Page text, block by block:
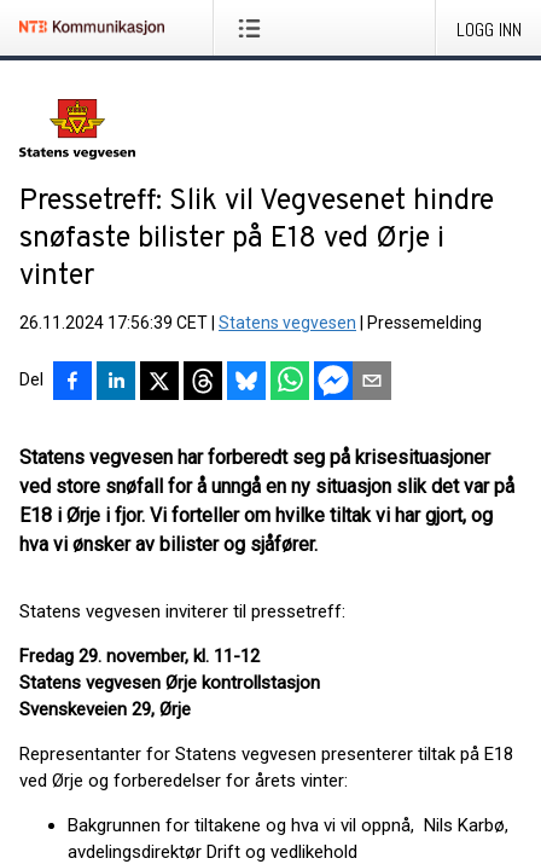
LOGG INN
Pressetreff: Slik vil Vegvesenet hindre
snøfaste bilister på E18 ved Ørje i
vinter
26.11.2024 17:56:39 CET Statens vegvesen Pressemelding
Del
Statens vegvesen har forberedt seg på krisesituasjoner
ved store snøfall for å unngå en ny situasjon slik det var på
E18 i Ørje i fjor. Vi forteller om hvilke tiltak vi har gjort, og
hva vi ønsker av bilister og sjåfører.
Statens vegvesen inviterer til pressetreff:
Fredag 29. november, kl. 11-12
Statens vegvesen Ørje kontrollstasjon
Svenskeveien 29, Ørje
Representanter for Statens vegvesen presenterer tiltak på E18
ved Ørje og forberedelser for årets vinter:
Bakgrunnen for tiltakene og hva vi vil oppnå, Nils Karbø,
avdelingsdirektør Drift og vedlikehold